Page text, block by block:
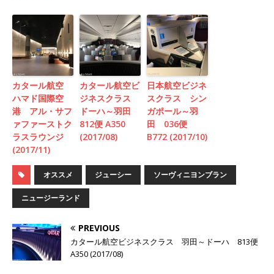
カタール航空
ハマド国際空
港 アル・サフ
ァファーストク
ラスラウンジ
(2017/11)
カタール航空ビ
ジネスクラス
ドーハ～羽田
812便 A350
(2017/08)
日本航空ビジネ
スクラス シン
ガポール～羽
田 036便
B772 (2017/10)
オススメ ジューシー ソーヴィニヨンブラン
ニュージーランド
PREVIOUS
カタール航空ビジネスクラス 羽田～ドーハ 813便
A350 (2017/08)